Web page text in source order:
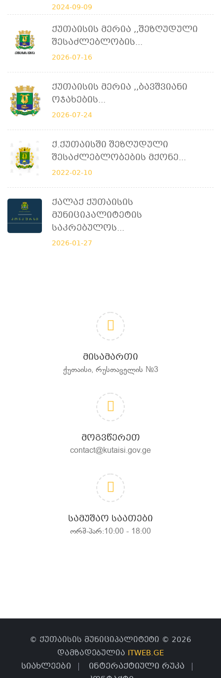
2024-09-09
Ქუთაისის Მერია ,,შეზღუდული
Შესაძლებლობის...
2026-07-16
Ქუთაისის Მერია ,,ბავშვიანი
Ოჯახების...
2026-07-24
Ქ.ქუთაისში Შეზღუდული
Შესაძლებლობების Მქონე...
2022-02-10
Ქალაქ Ქუთაისის
Მუნიციპალიტეტის
Საკრებულოს...
2026-01-27
ᲛᲘᲡᲐᲛᲐᲠᲗᲘ
ქუთაისი, რუსთაველის №3
ᲛᲝᲒᲕᲬᲔᲠᲔᲗ
contact@kutaisi.gov.ge
ᲡᲐᲛᲣᲨᲐᲝ ᲡᲐᲐᲗᲔᲑᲘ
ორშ-პარ:10:00 - 18:00
© ქუთაისის მუნიციპალიტეტი © 2026
დამზადებულია ITWEB.GE
სიახლეები
ინტერაქტიული რუკა